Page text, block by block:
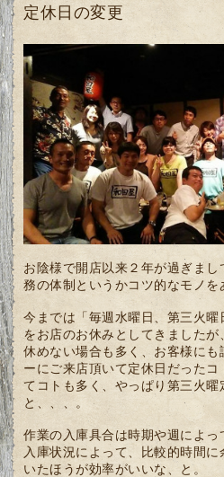
定休日の変更
お陰様で開店以来２年が過ぎま
務の体制というかコツ的なモノを
今までは「毎週水曜日、第三火曜
をお店のお休みとしてきました
休めない場合も多く、お客様に
ーにご来店頂いて定休日だった
てコトも多く、やっぱり第三火曜
と、、、。
作業の入庫具合は時期や週によっ
入庫状況によって、比較的時間
いたほうが効率がいいな、と。